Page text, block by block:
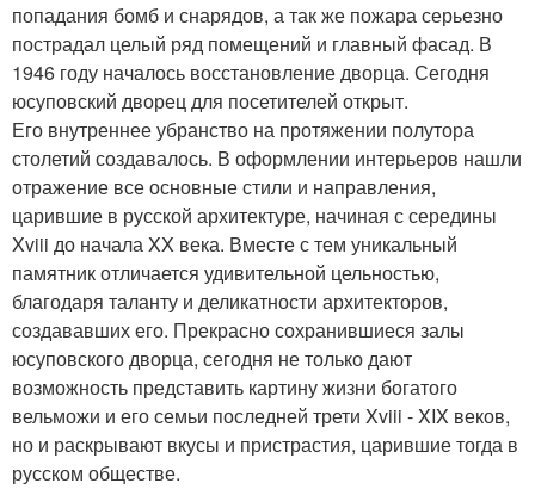
попадания бомб и снарядов, а так же пожара серьезно
пострадал целый ряд помещений и главный фасад. В
1946 году началось восстановление дворца. Сегодня
юсуповский дворец для посетителей открыт.
Его внутреннее убранство на протяжении полутора
столетий создавалось. В оформлении интерьеров нашли
отражение все основные стили и направления,
царившие в русской архитектуре, начиная с середины
Xviii до начала XX века. Вместе с тем уникальный
памятник отличается удивительной цельностью,
благодаря таланту и деликатности архитекторов,
создававших его. Прекрасно сохранившиеся залы
юсуповского дворца, сегодня не только дают
возможность представить картину жизни богатого
вельможи и его семьи последней трети Xviii - XIX веков,
но и раскрывают вкусы и пристрастия, царившие тогда в
русском обществе.